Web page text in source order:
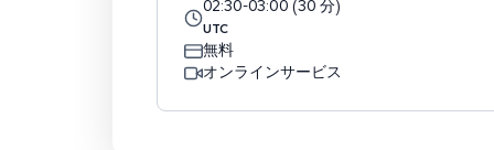
02:30-03:00 (30 分)
UTC
無料
オンラインサービス